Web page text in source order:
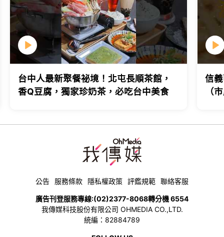
台中人最新聚餐祕境！北屯長順茶館，
香Q豆腐，獨家珍奶茶，必吃台中美食
信
（
公告 服務條款 隱私權政策 評鑑規範 聯絡客服
廣告刊登服務專線:(02)2377-8068轉分機 6554
我傳媒科技股份有限公司 OHMEDIA CO.,LTD.
統編：82884789